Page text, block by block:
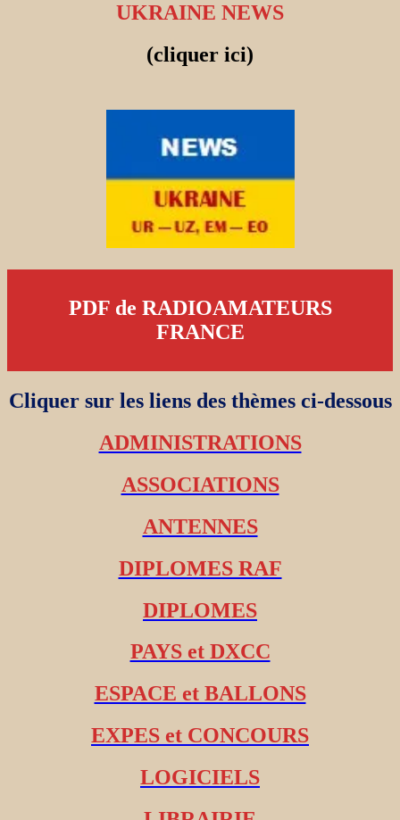
UKRAINE NEWS
(cliquer ici)
PDF de RADIOAMATEURS
FRANCE
Cliquer sur les liens des thèmes ci-dessous
ADMINISTRATIONS
ASSOCIATIONS
ANTENNES
DIPLOMES RAF
DIPLOMES
PAYS et DXCC
ESPACE et BALLONS
EXPES et CONCOURS
LOGICIELS